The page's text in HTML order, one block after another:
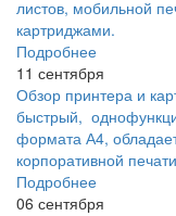
листов, мобильной
картриджами.
Подробнее
11 сентября
Обзор принтера и
быстрый,
формата А4,
корпоративной печати
Подробнее
06 сентября